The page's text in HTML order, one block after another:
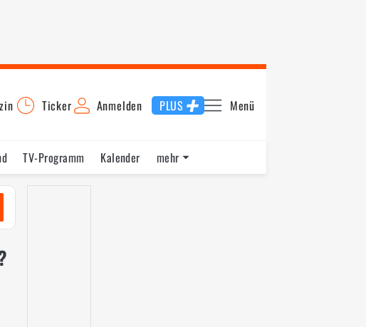
Ticker Anmelden PLUS Menü
TV-Programm
Kalender
mehr